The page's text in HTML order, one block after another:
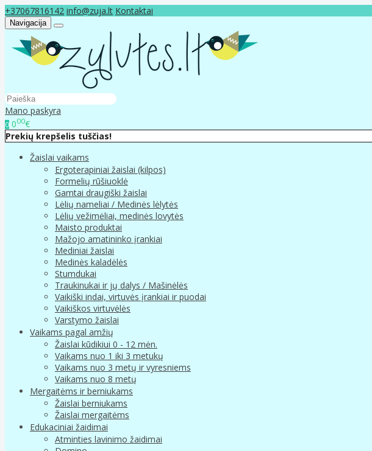
+37067816142 info@zuja.lt Kontaktai
Navigacija
Mano paskyra
0 000€
Prekių krepšelis tuščias!
Žaislai vaikams
Ergoterapiniai žaislai (kilpos)
Formelių rūšiuoklė
Gamtai draugiški žaislai
Lėlių nameliai / Medinės lėlytės
Lėlių vežimėliai, medinės lovytės
Maisto produktai
Mažojo amatininko įrankiai
Mediniai žaislai
Medinės kaladėlės
Stumdukai
Traukinukai ir jų dalys / Mašinėlės
Vaikiški indai, virtuvės įrankiai ir puodai
Vaikiškos virtuvėlės
Varstymo žaislai
Vaikams pagal amžių
Žaislai kūdikiui 0 - 12 mėn.
Vaikams nuo 1 iki 3 metukų
Vaikams nuo 3 metų ir vyresniems
Vaikams nuo 8 metų
Mergaitėms ir berniukams
Žaislai berniukams
Žaislai mergaitėms
Edukaciniai žaidimai
Atminties lavinimo žaidimai